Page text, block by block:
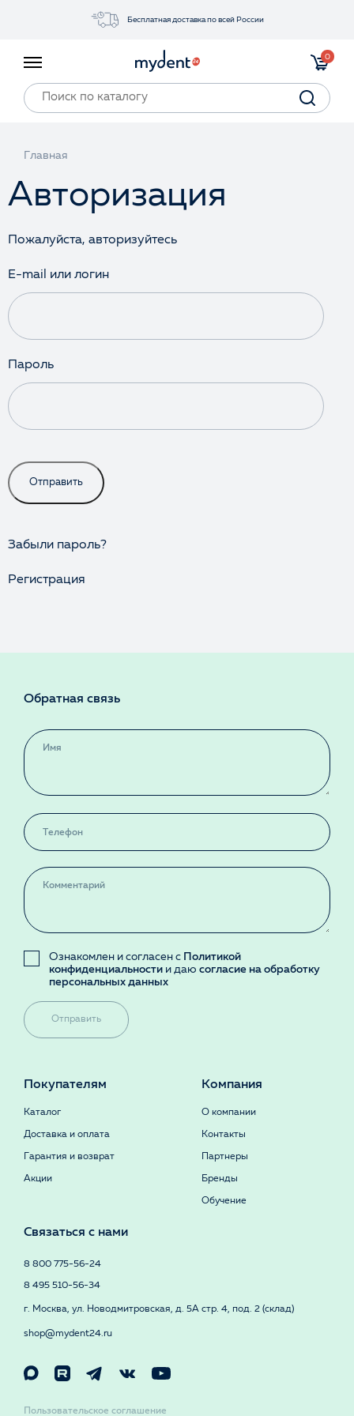
Бесплатная доставка по всей России
Прайс-лист
Войти
0
Главная
Авторизация
Пожалуйста, авторизуйтесь
E-mail или логин
Пароль
Отправить
Забыли пароль?
Регистрация
Обратная связь
Ознакомлен и согласен с Политикой
конфиденциальности и даю согласие на обработку
персональных данных
Отправить
Покупателям
Каталог
Доставка и оплата
Гарантия и возврат
Акции
Компания
О компании
Контакты
Партнеры
Бренды
Обучение
Связаться с нами
8 800 775-56-24
8 495 510-56-34
г. Москва, ул. Новодмитровская, д. 5А стр. 4, под. 2 (склад)
shop@mydent24.ru
Пользовательское соглашение